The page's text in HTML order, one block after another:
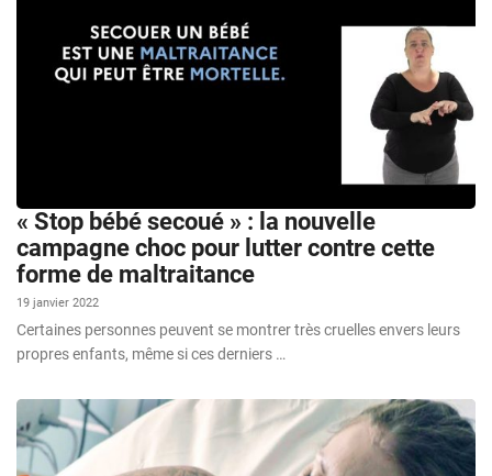
« Stop bébé secoué » : la nouvelle
campagne choc pour lutter contre cette
forme de maltraitance
19 janvier 2022
Certaines personnes peuvent se montrer très cruelles envers leurs
propres enfants, même si ces derniers …